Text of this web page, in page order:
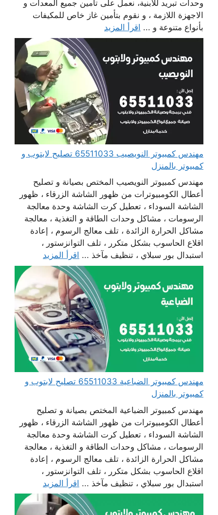
وحدات تبريد للابنية، نعمل على تأمين جميع المعدات و
الاجهزة اللازمة ، و نقوم بتأمين غاز خاص للمكيفات
بأنواع متنوعة و ... اقرأ المزيد
مهندس كمبيوتر النويصيب 65511033 تصليح لابتوب و
كمبيوتر بالمنزل
مهندس كمبيوتر النويصيب المختص بصيانة و تصليح
أعطال الكومبيوترات من ظهور الشاشة الزرقاء ، ظهور
الشاشة السوداء ، تعطيل كرت الشاشة وحدة معالجة
الرسومات ، مشاكل وحدات الطاقة و التغذية ، معالجة
مشاكل الحرارة الزائدة ، تلف معالج الرسوم ، إعادة
اقلاع الحاسوب بشكل متكرر ، تلف التوانزستور ،
استبدال بور سبلاي ، تنظيف مآخذ ... اقرأ المزيد
مهندس كمبيوتر الضباعية 65511033 تصليح لابتوب و
كمبيوتر بالمنزل
مهندس كمبيوتر الضباعية المختص بصيانة و تصليح
أعطال الكومبيوترات من ظهور الشاشة الزرقاء ، ظهور
الشاشة السوداء ، تعطيل كرت الشاشة وحدة معالجة
الرسومات ، مشاكل وحدات الطاقة و التغذية ، معالجة
مشاكل الحرارة الزائدة ، تلف معالج الرسوم ، إعادة
اقلاع الحاسوب بشكل متكرر ، تلف التوانزستور ،
استبدال بور سبلاي ، تنظيف مآخذ ... اقرأ المزيد